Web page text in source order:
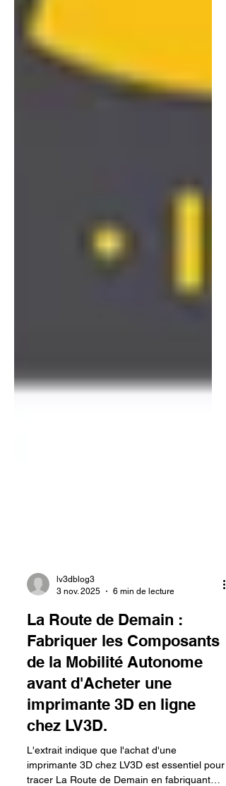
3 nov. 2025
6 min de lecture
La Route de Demain :
Fabriquer les Composants
de la Mobilité Autonome
avant d'Acheter une
imprimante 3D en ligne
chez LV3D.
L'extrait indique que l'achat d'une